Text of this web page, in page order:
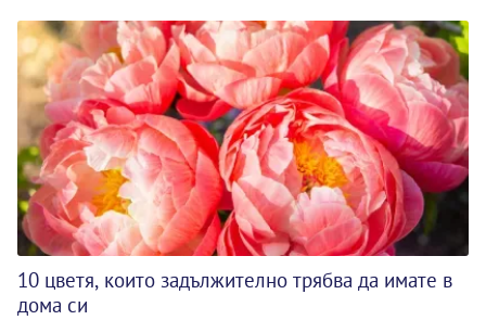
10 цветя, които задължително трябва да имате в
дома си